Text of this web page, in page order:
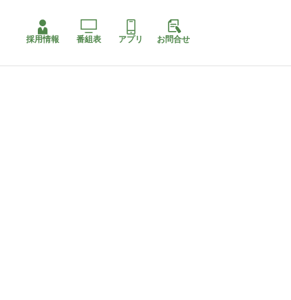
採用情報 番組表 アプリ お問合せ